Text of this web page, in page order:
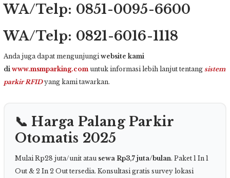
WA/Telp: 0851-0095-6600
WA/Telp: 0821-6016-1118
Anda juga dapat mengunjungi website kami
di www.msmparking.com untuk informasi lebih lanjut tentang sistem
parkir RFIDyang kami tawarkan.
📞 Harga Palang Parkir
Otomatis 2025
Mulai Rp28 juta/unit atau sewa Rp3,7 juta/bulan. Paket 1 In 1
Out & 2 In 2 Out tersedia. Konsultasi gratis survey lokasi